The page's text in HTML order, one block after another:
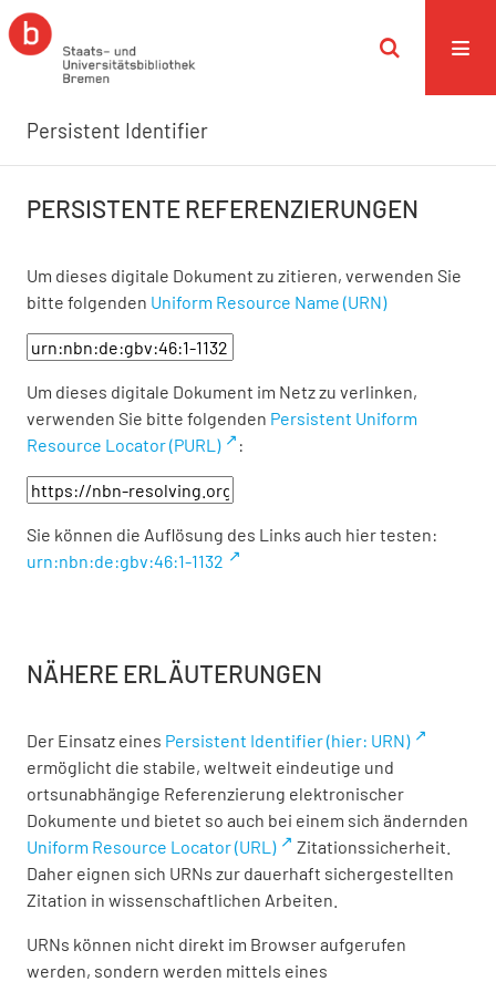
Persistent Identifier
PERSISTENTE REFERENZIERUNGEN
Um dieses digitale Dokument zu zitieren, verwenden Sie
bitte folgenden Uniform Resource Name (URN)
Um dieses digitale Dokument im Netz zu verlinken,
verwenden Sie bitte folgenden Persistent Uniform
Resource Locator (PURL)
:
Sie können die Auflösung des Links auch hier testen:
urn:nbn:de:gbv:46:1-1132
NÄHERE ERLÄUTERUNGEN
Der Einsatz eines Persistent Identifier (hier: URN)
ermöglicht die stabile, weltweit eindeutige und
ortsunabhängige Referenzierung elektronischer
Dokumente und bietet so auch bei einem sich ändernden
Uniform Resource Locator (URL)
Zitationssicherheit.
Daher eignen sich URNs zur dauerhaft sichergestellten
Zitation in wissenschaftlichen Arbeiten.
URNs können nicht direkt im Browser aufgerufen
werden, sondern werden mittels eines